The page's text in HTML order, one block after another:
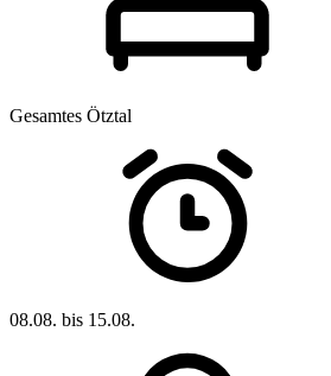
Gesamtes Ötztal
08.08. bis 15.08.